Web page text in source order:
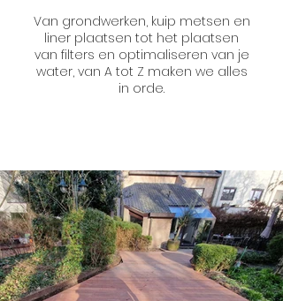
Van grondwerken, kuip metsen en
liner plaatsen tot het plaatsen
van filters en optimaliseren van je
water, van A tot Z maken we alles
in orde.